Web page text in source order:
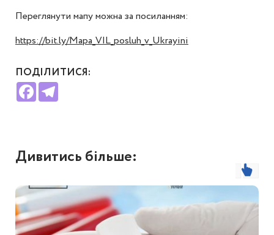
Переглянути мапу можна за посиланням:
https://bit.ly/Mapa_VIL_posluh_v_Ukrayini
ПОДІЛИТИСЯ:
Facebook
Дивитись більше: